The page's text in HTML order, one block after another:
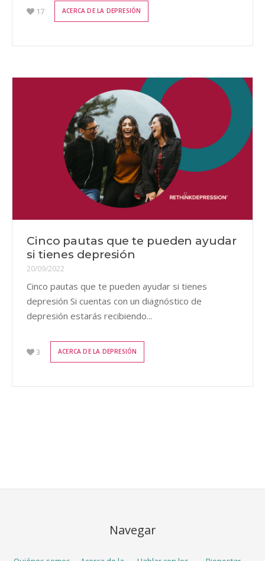
17 ACERCA DE LA DEPRESIÓN
Cinco pautas que te pueden ayudar
si tienes depresión
20/09/2022
Cinco pautas que te pueden ayudar si tienes
depresión Si cuentas con un diagnóstico de
depresión estarás recibiendo...
3 ACERCA DE LA DEPRESIÓN
Navegar